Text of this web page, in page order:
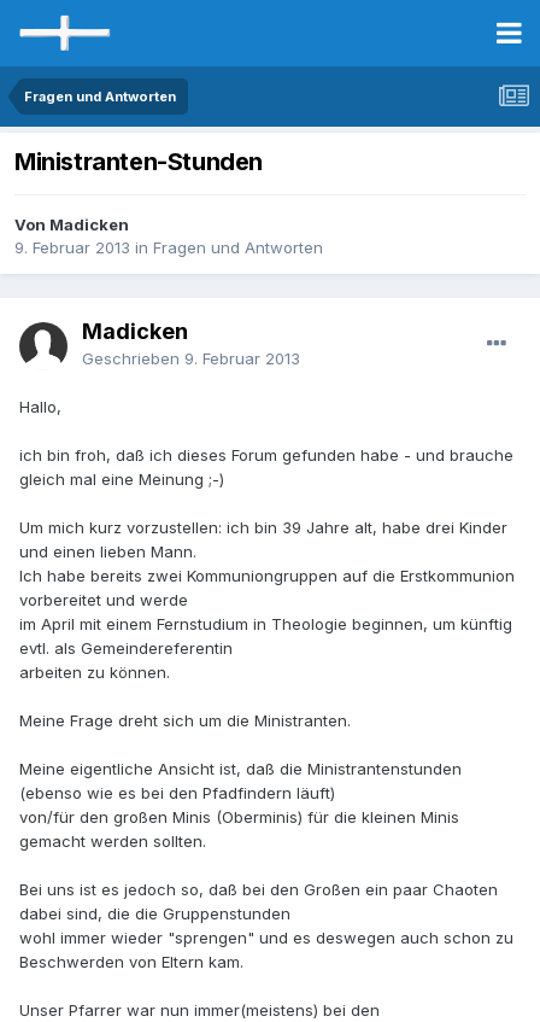
Fragen und Antworten
Ministranten-Stunden
Von Madicken
9. Februar 2013 in Fragen und Antworten
Madicken
Geschrieben 9. Februar 2013
Hallo,
ich bin froh, daß ich dieses Forum gefunden habe - und brauche
gleich mal eine Meinung ;-)
Um mich kurz vorzustellen: ich bin 39 Jahre alt, habe drei Kinder
und einen lieben Mann.
Ich habe bereits zwei Kommuniongruppen auf die Erstkommunion
vorbereitet und werde
im April mit einem Fernstudium in Theologie beginnen, um künftig
evtl. als Gemeindereferentin
arbeiten zu können.
Meine Frage dreht sich um die Ministranten.
Meine eigentliche Ansicht ist, daß die Ministrantenstunden
(ebenso wie es bei den Pfadfindern läuft)
von/für den großen Minis (Oberminis) für die kleinen Minis
gemacht werden sollten.
Bei uns ist es jedoch so, daß bei den Großen ein paar Chaoten
dabei sind, die die Gruppenstunden
wohl immer wieder "sprengen" und es deswegen auch schon zu
Beschwerden von Eltern kam.
Unser Pfarrer war nun immer(meistens) bei den